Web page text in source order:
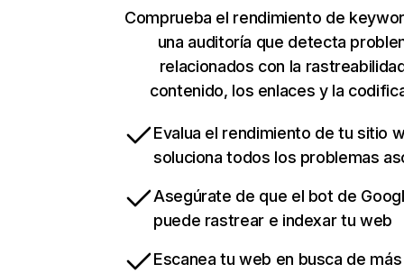
Comprueba el rendimiento de
una auditoría que detecta
relacionados con la
contenido, los enlaces y la
Evalua el rendimiento de tu sitio
soluciona todos los problemas
Asegúrate de que el bot de
puede rastrear e indexar tu web
Escanea tu web en busca de